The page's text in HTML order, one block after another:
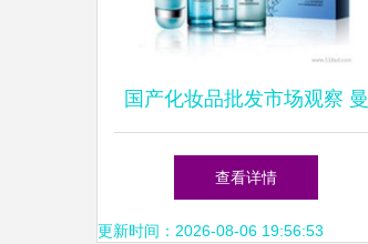
国产化妆品批发市场观察 曼
秀雷敦批发策略与供应链解析
查看详情
更新时间：2026-08-06 19:56:53